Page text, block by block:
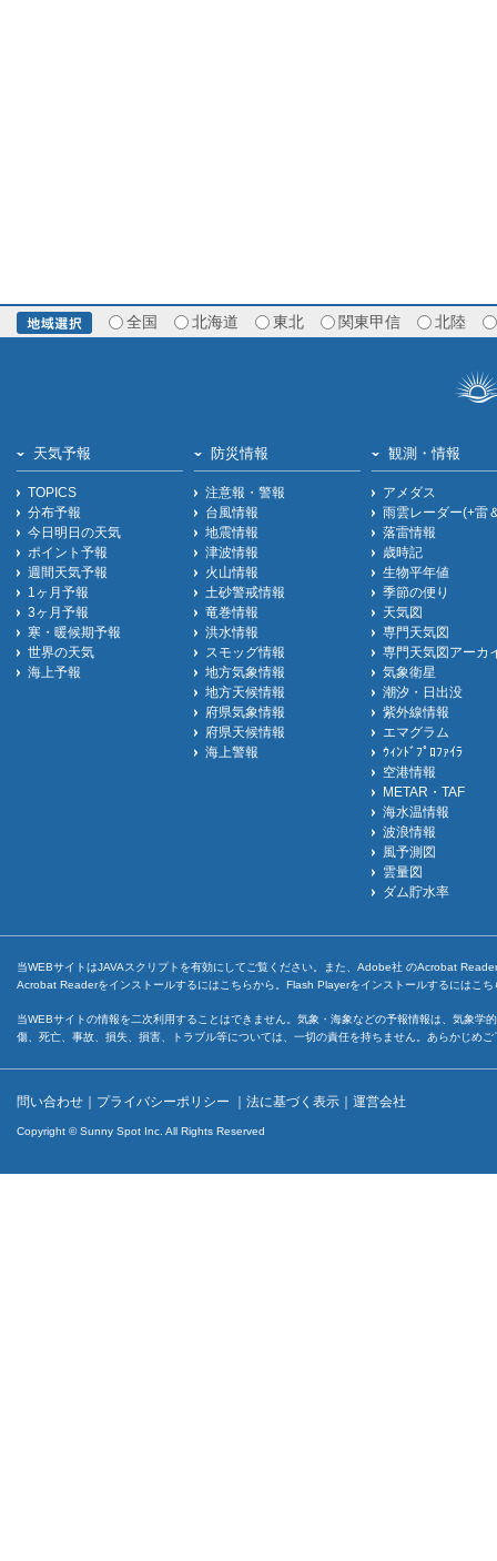
全国 北海道 東北 関東甲信 北陸
天気予報
TOPICS
分布予報
今日明日の天気
ポイント予報
週間天気予報
1ヶ月予報
3ヶ月予報
寒・暖候期予報
世界の天気
海上予報
防災情報
注意報・警報
台風情報
地震情報
津波情報
火山情報
土砂警戒情報
竜巻情報
洪水情報
スモッグ情報
地方気象情報
地方天候情報
府県気象情報
府県天候情報
海上警報
観測・情報
アメダス
雨雲レーダー(+雷
落雷情報
歳時記
生物平年値
季節の便り
天気図
専門天気図
専門天気図アーカ
気象衛星
潮汐・日出没
紫外線情報
エマグラム
ｳｨﾝﾄﾞﾌﾟﾛﾌｧｲﾗ
空港情報
METAR・TAF
海水温情報
波浪情報
風予測図
雲量図
ダム貯水率
当WEBサイトはJAVAスクリプトを有効にしてご覧ください。また、Adobe社 のAcrobat
Acrobat Readerをインストールするには こちらから。Flash Playerをインストールするには こち
当WEBサイトの情報を二次利用することはできません。気象・海象などの予報情報は、気象
傷、死亡、事故、損失、損害、トラブル等については、一切の責任を持ちません。あらかじめ
問い合わせ ｜ プライバシーポリシー ｜ 法に基づく表示 ｜ 運営会社
Copyright © Sunny Spot Inc. All Rights Reserved